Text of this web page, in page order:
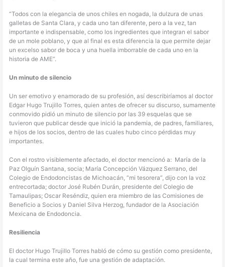
“Todos con la elegancia de unos chiles en nogada, la dulzura de unas
galletas de Santa Clara, y cada uno tan diferente, pero a la vez, tan
importante e indispensable, como los ingredientes que integran el sabor
de un mole poblano, y que al final es esta diferencia la que permite dejar
un excelso sabor de boca y una huella imborrable de cada uno en la
historia de AME”.
Un minuto de silencio
Un ser emotivo y enamorado de su profesión, así describiríamos al doctor
Edgar Hugo Trujillo Torres, quien antes de ofrecer su discurso, sumamente
conmovido pidió un minuto de silencio por las 39 esquelas que se
tuvieron que publicar desde que inició la pandemia, de padres, familiares,
e hijos de los socios, dentro de las cuales hubo cinco pérdidas muy
importantes.
Con el rostro visiblemente afectado, el doctor mencionó a: María de la
Paz Olguín Santana, socia; María Concepción Vázquez Serrano, del
Colegio de Endodoncistas de Michoacán, “mi tesorera”, dijo con la voz
entrecortada; doctor José Rubén Durán, presidente del Colegio de
Tamaulipas; Oscar Reséndiz, quien era miembro de las Comisiones de
Beneficio a Socios y Daniel Silva Herzog, fundador de la Asociación
Mexicana de Endodoncia.
Resiliencia
El doctor Hugo Trujillo Torres habló de cómo su gestión como presidente,
la cual termina este año, fue una gestión de adaptación.